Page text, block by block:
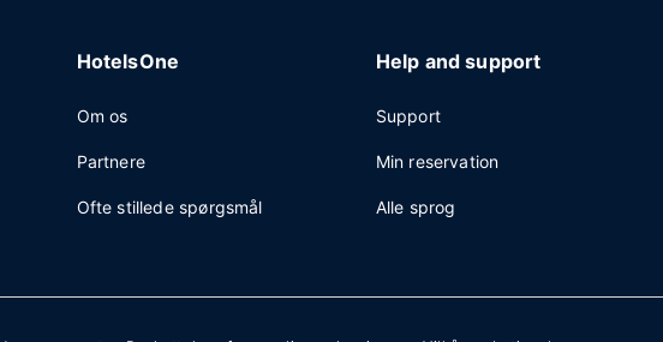
HotelsOne
Om os
Partnere
Ofte stillede spørgsmål
Help and support
Support
Min reservation
Alle sprog